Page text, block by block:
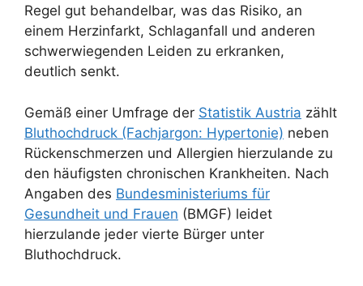
Regel gut behandelbar, was das Risiko, an
einem Herzinfarkt, Schlaganfall und anderen
schwerwiegenden Leiden zu erkranken,
deutlich senkt.
Gemäß einer Umfrage der Statistik Austria zählt
Bluthochdruck (Fachjargon: Hypertonie) neben
Rückenschmerzen und Allergien hierzulande zu
den häufigsten chronischen Krankheiten. Nach
Angaben des Bundesministeriums für
Gesundheit und Frauen (BMGF) leidet
hierzulande jeder vierte Bürger unter
Bluthochdruck.